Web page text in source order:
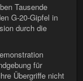
Tausende
G-20-Gipfel in
durch die
für
Übergriffe nicht